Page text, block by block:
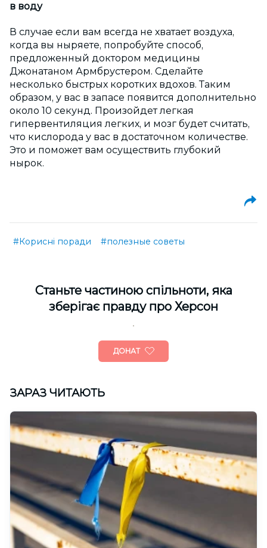
в воду
В случае если вам всегда не хватает воздуха,
когда вы ныряете, попробуйте способ,
предложенный доктором медицины
Джонатаном Армбрустером. Сделайте
несколько быстрых коротких вдохов. Таким
образом, у вас в запасе появится дополнительно
около 10 секунд. Произойдет легкая
гипервентиляция легких, и мозг будет считать,
что кислорода у вас в достаточном количестве.
Это и поможет вам осуществить глубокий
нырок.
#Корисні поради #полезные советы
Cтаньте частиною спільноти, яка
зберігає правду про Херсон
ДОНАТ
ЗАРАЗ ЧИТАЮТЬ